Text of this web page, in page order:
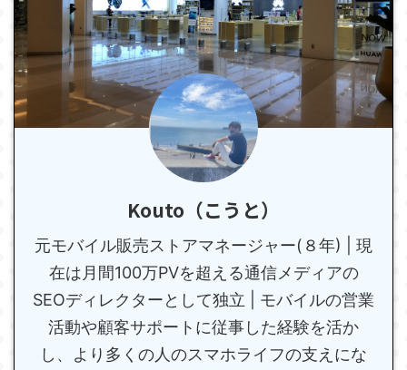
Kouto（こうと）
元モバイル販売ストアマネージャー(８年) | 現
在は月間100万PVを超える通信メディアの
SEOディレクターとして独立 | モバイルの営業
活動や顧客サポートに従事した経験を活か
し、より多くの人のスマホライフの支えにな